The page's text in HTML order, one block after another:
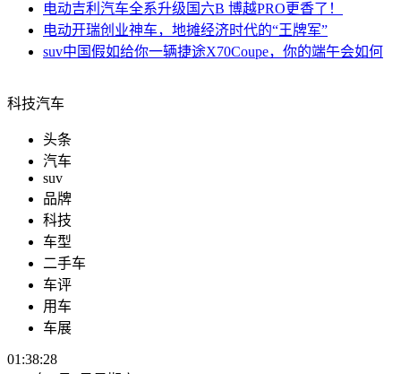
电动吉利汽车全系升级国六B 博越PRO更香了！
电动开瑞创业神车，地摊经济时代的“王牌军”
suv中国假如给你一辆捷途X70Coupe，你的端午会如何
科技汽车
头条
汽车
suv
品牌
科技
车型
二手车
车评
用车
车展
01:38:29